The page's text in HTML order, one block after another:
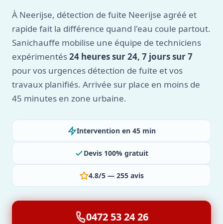
À Neerijse, détection de fuite Neerijse agréé et
rapide fait la différence quand l'eau coule partout.
Sanichauffe mobilise une équipe de techniciens
expérimentés24 heures sur 24, 7 jours sur 7
pour vos urgences détection de fuite et vos
travaux planifiés. Arrivée sur place en moins de
45 minutes en zone urbaine.
Intervention en 45 min
Devis 100% gratuit
4.8/5 — 255 avis
0472 53 24 26